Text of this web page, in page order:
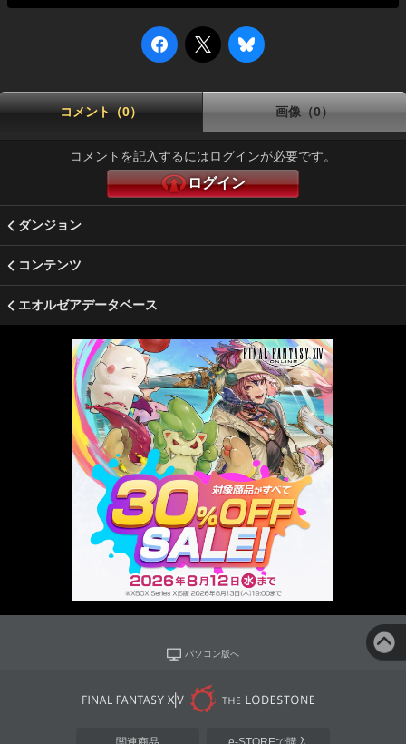
コメント（0） 画像（0）
コメントを記入するにはログインが必要です。
ログイン
ダンジョン
コンテンツ
エオルゼアデータベース
パソコン版へ